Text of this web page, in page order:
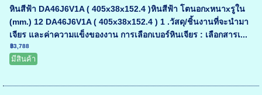
หินสีฟ้า DA46J6V1A ( 405x38x152.4 )หินสีฟ้า โตนอกxหนาxรูใน
(mm.) 12 DA46J6V1A ( 405x38x152.4 ) 1 .วัสดุ/ชิ้นงานที่จะนำมา
เจียร และค่าความแข็งของงาน การเลือกเบอร์หินเจียร : เลือกสารเ...
฿3,788
มีสินค้า